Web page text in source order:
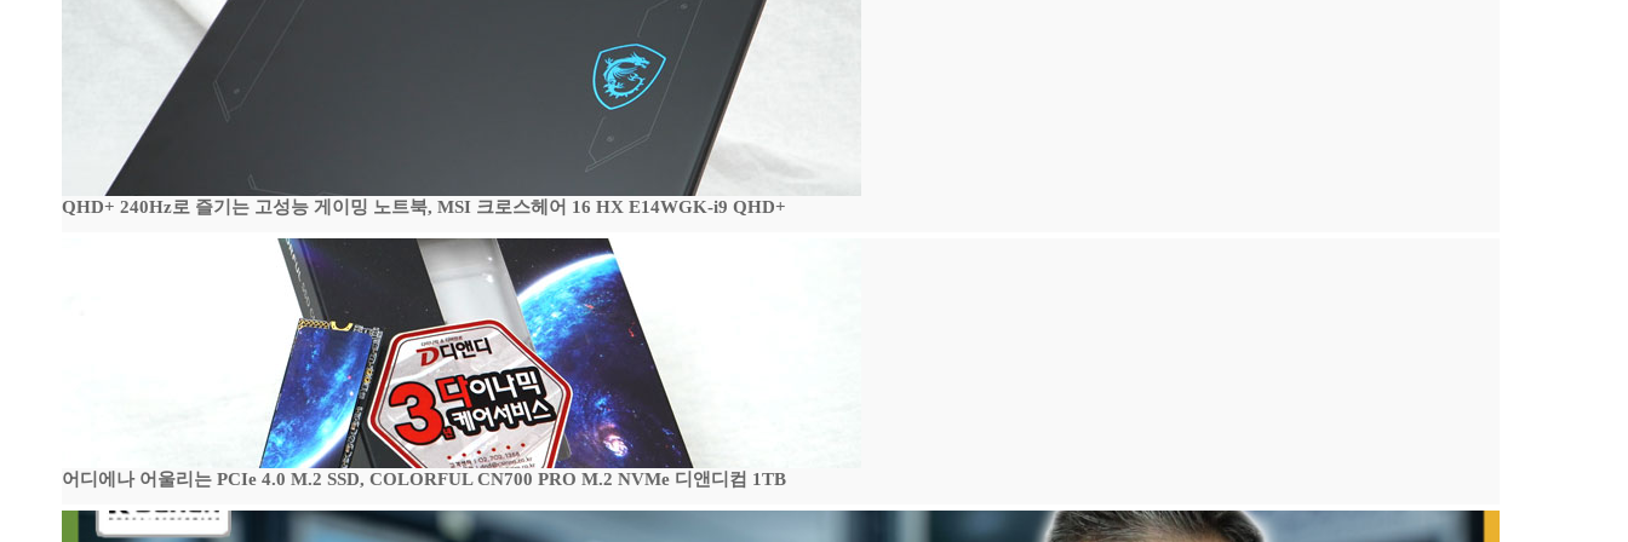
QHD+ 240Hz로 즐기는 고성능 게이밍 노트북, MSI 크로스헤어 16 HX E14WGK-i9 QHD+
어디에나 어울리는 PCIe 4.0 M.2 SSD, COLORFUL CN700 PRO M.2 NVMe 디앤디컴 1TB